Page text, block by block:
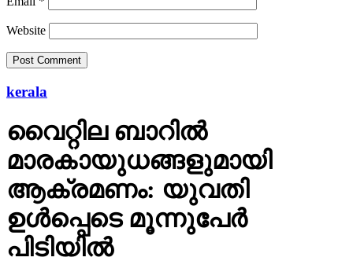
Website
kerala
വൈറ്റില ബാറില്‍
മാരകായുധങ്ങളുമായി
ആക്രമണം: യുവതി
ഉള്‍പ്പെടെ മൂന്നുപേര്‍
പിടിയില്‍